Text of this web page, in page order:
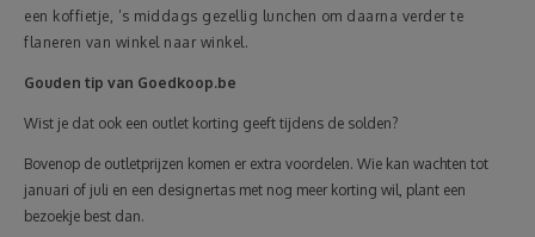
een koffietje, ’s middags gezellig lunchen om daarna verder te
flaneren van winkel naar winkel.
Gouden tip van Goedkoop.be
Wist je dat ook een outlet korting geeft tijdens de solden?
Bovenop de outletprijzen komen er extra voordelen. Wie kan wachten tot
januari of juli en een designertas met nog meer korting wil, plant een
bezoekje best dan.